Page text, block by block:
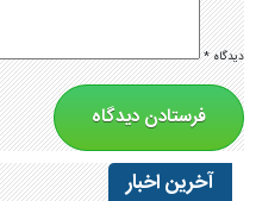
دیدگاه*
آخرین اخبار